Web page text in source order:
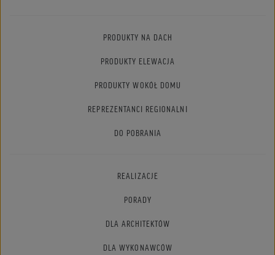
PRODUKTY NA DACH
PRODUKTY ELEWACJA
PRODUKTY WOKÓŁ DOMU
REPREZENTANCI REGIONALNI
DO POBRANIA
REALIZACJE
PORADY
DLA ARCHITEKTÓW
DLA WYKONAWCÓW